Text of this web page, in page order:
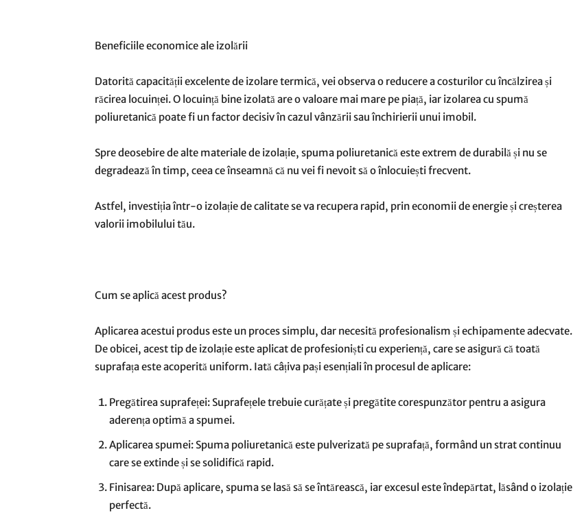
Beneficiile economice ale izolării
Datorită capacității excelente de izolare termică, vei observa o reducere a costurilor cu încălzirea și
răcirea locuinței. O locuință bine izolată are o valoare mai mare pe piață, iar izolarea cu spumă
poliuretanică poate fi un factor decisiv în cazul vânzării sau închirierii unui imobil.
Spre deosebire de alte materiale de izolație, spuma poliuretanică este extrem de durabilă și nu se
degradează în timp, ceea ce înseamnă că nu vei fi nevoit să o înlocuiești frecvent.
Astfel, investiția într-o izolație de calitate se va recupera rapid, prin economii de energie și creșterea
valorii imobilului tău.
Cum se aplică acest produs?
Aplicarea acestui produs este un proces simplu, dar necesită profesionalism și echipamente adecvate.
De obicei, acest tip de izolație este aplicat de profesioniști cu experiență, care se asigură că toată
suprafața este acoperită uniform. Iată câțiva pași esențiali în procesul de aplicare:
Pregătirea suprafeței: Suprafețele trebuie curățate și pregătite corespunzător pentru a asigura
aderența optimă a spumei.
Aplicarea spumei: Spuma poliuretanică este pulverizată pe suprafață, formând un strat continuu
care se extinde și se solidifică rapid.
Finisarea: După aplicare, spuma se lasă să se întărească, iar excesul este îndepărtat, lăsând o izolație
perfectă.